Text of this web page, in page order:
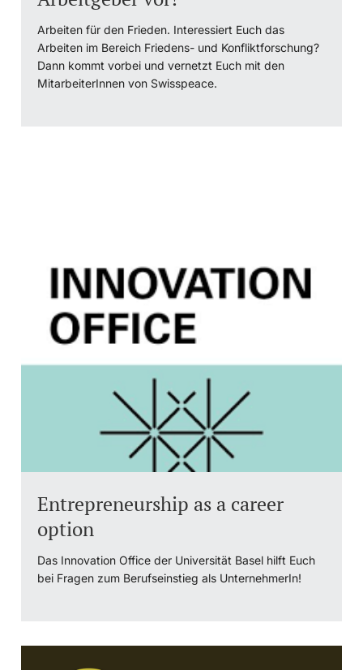
Arbeiten für den Frieden. Interessiert Euch das
Arbeiten im Bereich Friedens- und Konfliktforschung?
Dann kommt vorbei und vernetzt Euch mit den
MitarbeiterInnen von Swisspeace.
Entrepreneurship as a career
option
Das Innovation Office der Universität Basel hilft Euch
bei Fragen zum Berufseinstieg als UnternehmerIn!